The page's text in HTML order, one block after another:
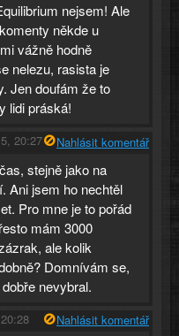
nejsem! Ale
někde u
vážně hodně
nelezu, rasista je
Jen doufám že to
lidi práská!
20:27 Nahlásit komentář
stejně jako na
Ani jsem ho nechtěl
Pro mne je to pořád
mám 3000
ale kolik
Domnívám se,
nevybral.
Nahlásit komentář